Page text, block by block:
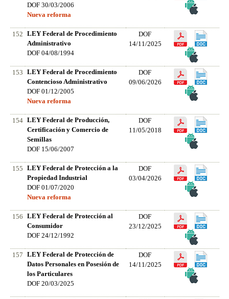
DOF 30/03/2006
Nueva reforma
152
LEY Federal de Procedimiento
Administrativo
DOF 04/08/1994
DOF
14/11/2025
153
LEY Federal de Procedimiento
Contencioso Administrativo
DOF 01/12/2005
Nueva reforma
DOF
09/06/2026
154 LEY Federal de Producción,
Certificación y Comercio de
Semillas
DOF 15/06/2007
DOF
11/05/2018
155
LEY Federal de Protección a la
Propiedad Industrial
DOF 01/07/2020
Nueva reforma
DOF
03/04/2026
156
LEY Federal de Protección al
Consumidor
DOF 24/12/1992
DOF
23/12/2025
157
LEY Federal de Protección de
Datos Personales en Posesión de
los Particulares
DOF 20/03/2025
DOF
14/11/2025